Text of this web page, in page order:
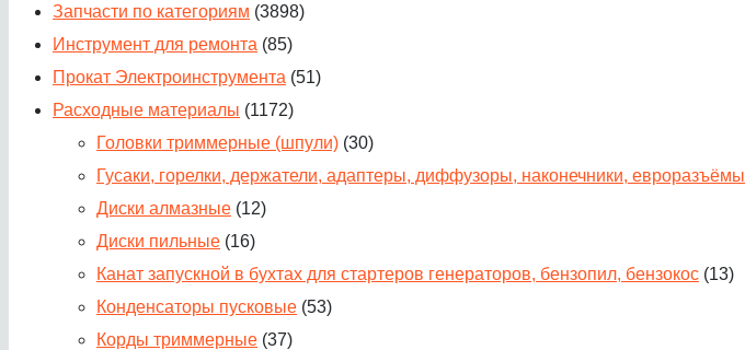
Запчасти по категориям (3898)
Инструмент для ремонта (85)
Прокат Электроинструмента (51)
Расходные материалы (1172)
Головки триммерные (шпули) (30)
Гусаки, горелки, держатели, адаптеры, диффузоры, наконечники, евроразъёмы
Диски алмазные (12)
Диски пильные (16)
Канат запускной в бухтах для стартеров генераторов, бензопил, бензокос (13)
Конденсаторы пусковые (53)
Корды триммерные (37)